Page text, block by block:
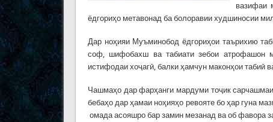
вазифаи
ёдгориҳо метавонад ба болоравии худшиносии
Дар ноҳияи Муъминобод ёдгориҳои таърихию
соф, шифобахш ва табиати зебои атрофашон
истифодаи хоҷагӣ, балки ҳамчун маконҳои табиӣ
Чашмаҳо дар фарҳанги мардуми тоҷик
бебаҳо дар ҳамаи ноҳияҳо ревояте бо ҳар гуна
омада асояшро бар замин мезанад ва об фавора